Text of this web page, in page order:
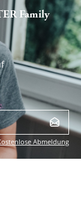
Family
Abmeldung